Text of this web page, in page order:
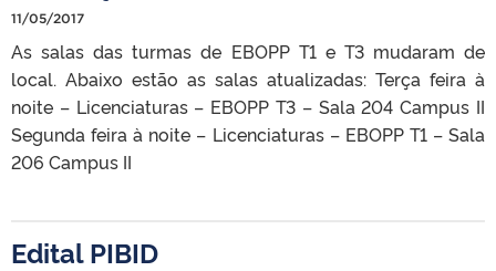
11/05/2017
As salas das turmas de EBOPP T1 e T3 mudaram de
local. Abaixo estão as salas atualizadas: Terça feira à
noite – Licenciaturas – EBOPP T3 – Sala 204 Campus II
Segunda feira à noite – Licenciaturas – EBOPP T1 – Sala
206 Campus II
Edital PIBID